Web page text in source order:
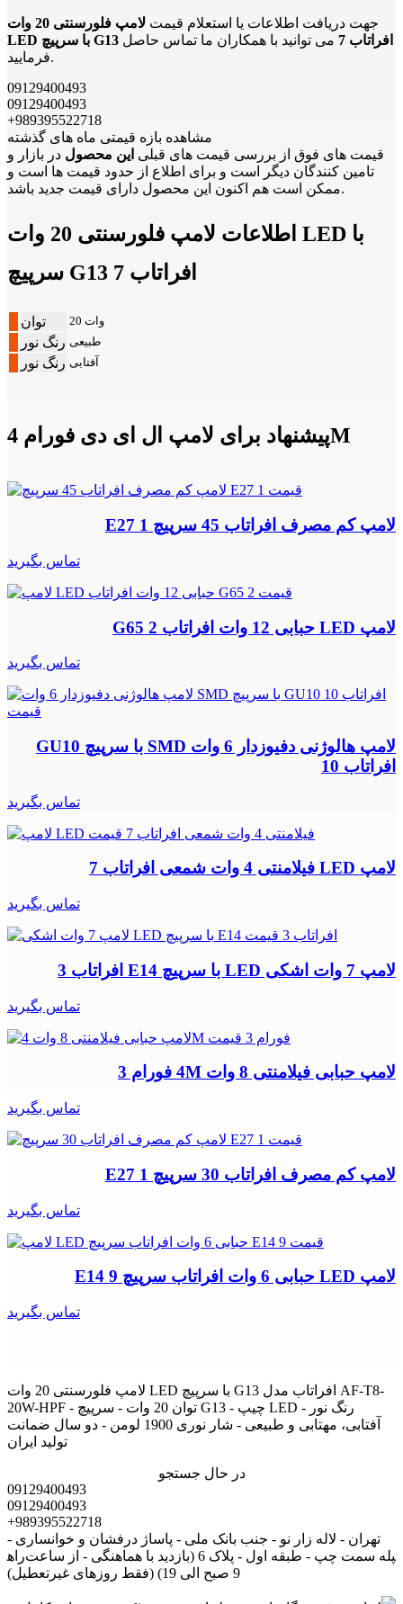
جهت دریافت اطلاعات یا استعلام قیمت
لامپ فلورسنتی 20 وات
LED با سرپیچ G13 افراتاب 7
می توانید با همکاران ما تماس حاصل
فرمایید.
09129400493
09129400493
+989395522718
مشاهده بازه قیمتی ماه های گذشته
قیمت های فوق از بررسی قیمت های قبلی این محصول در بازار و
تامین کنندگان دیگر است و برای اطلاع از حدود قیمت ها است و
ممکن است هم اکنون این محصول دارای قیمت جدید باشد.
اطلاعات لامپ فلورسنتی 20 وات LED با
سرپیچ G13 افراتاب 7
توان 20 وات
رنگ نور طبیعی
رنگ نور آفتابی
پیشنهاد برای لامپ ال ای دی فورام 4M
لامپ کم مصرف افراتاب 45 سرپیچ E27 1
تماس بگیرید
لامپ LED حبابی 12 وات افراتاب G65 2
تماس بگیرید
لامپ هالوژنی دفیوزدار 6 وات SMD با سرپیچ GU10
افراتاب 10
تماس بگیرید
لامپ LED فیلامنتی 4 وات شمعی افراتاب 7
تماس بگیرید
لامپ 7 وات اشکی LED با سرپیچ E14 افراتاب 3
تماس بگیرید
لامپ حبابی فیلامنتی 8 وات 4M فورام 3
تماس بگیرید
لامپ کم مصرف افراتاب 30 سرپیچ E27 1
تماس بگیرید
لامپ LED حبابی 6 وات افراتاب سرپیچ E14 9
تماس بگیرید
لامپ فلورسنتی 20 وات LED با سرپیچ G13 افراتاب مدل AF-T8-
20W-HPF - توان 20 وات - سرپیچ G13 - چیپ LED - رنگ نور
آفتابی، مهتابی و طبیعی - شار نوری 1900 لومن - دو سال ضمانت
تولید ایران
در حال جستجو
09129400493
09129400493
+989395522718
تهران - لاله زار نو - جنب بانک ملی - پاساژ درفشان و خوانساری -
راه‎پله سمت چپ - طبقه اول - پلاک 6 (بازدید با هماهنگی - از ساعت
9 صبح الی 19) (فقط روزهای غیرتعطیل)